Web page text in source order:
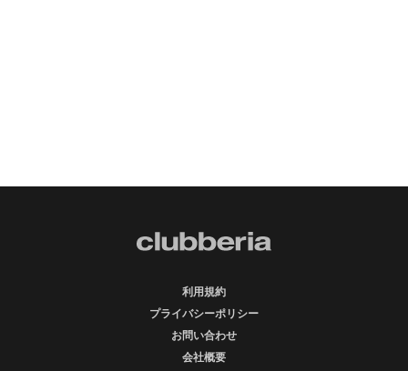
利用規約
プライバシーポリシー
お問い合わせ
会社概要